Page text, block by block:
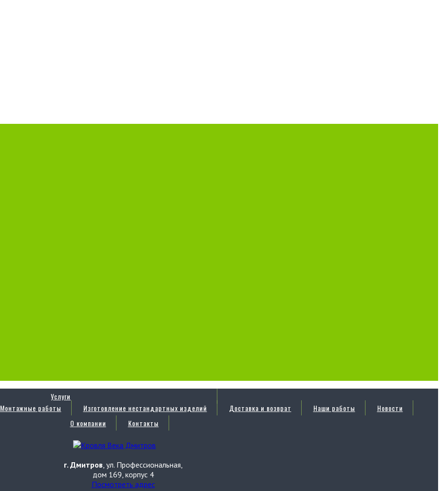
Услуги
Монтажные работы Изготовление нестандартных изделий Доставка и возврат Наши работы
Новости
О компании
Контакты
г. Дмитров, ул. Профессиональная,
дом 169, корпус 4
Посмотреть адрес